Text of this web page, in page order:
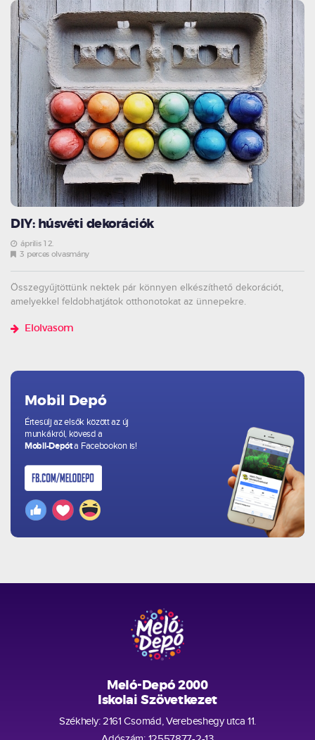
DIY: húsvéti dekorációk
április 12.
3 perces olvasmány
Összegyűjtöttünk nektek pár könnyen elkészíthető dekorációt,
amelyekkel feldobhatjátok otthonotokat az ünnepekre.
Elolvasom
Mobil Depó
Értesülj az elsők között az új
munkákról, kövesd a
Mobil-Depóta Facebookon is!
Meló-Depó 2000
Iskolai Szövetkezet
Székhely: 2161 Csomád, Verebeshegy utca 11.